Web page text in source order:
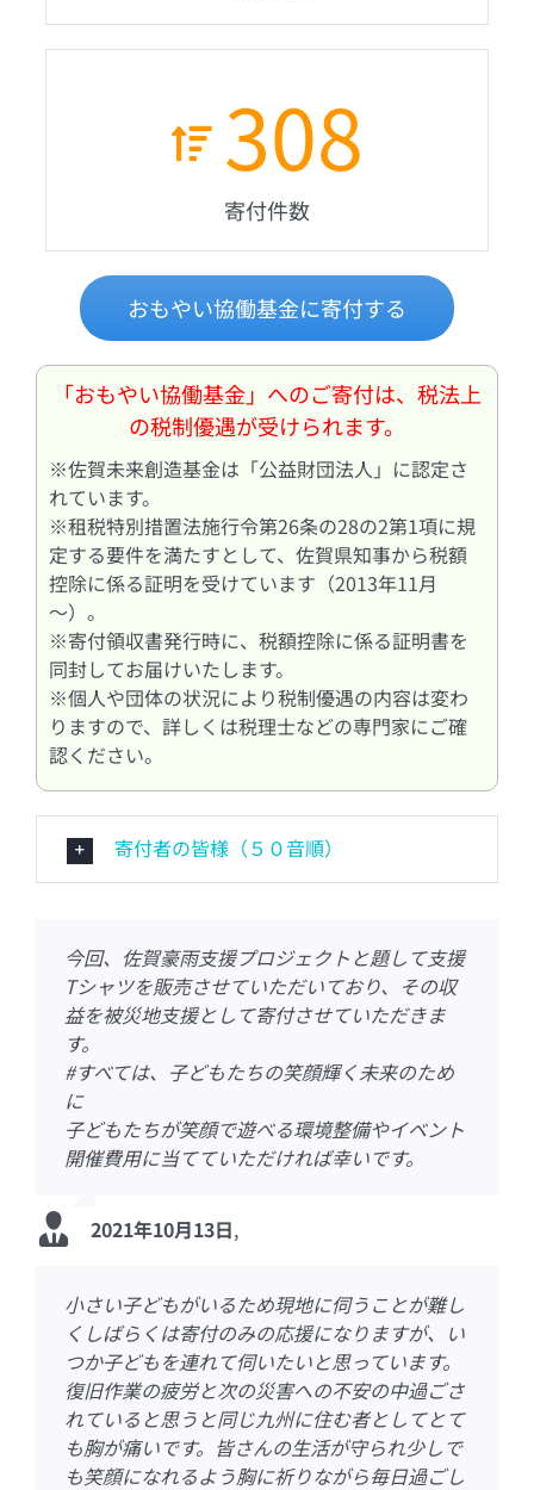
308
寄付件数
おもやい協働基金に寄付する
「おもやい協働基金」へのご寄付は、税法上
の税制優遇が受けられます。
※佐賀未来創造基金は「公益財団法人」に認定さ
れています。
※租税特別措置法施行令第26条の28の2第1項に規
定する要件を満たすとして、佐賀県知事から税額
控除に係る証明を受けています（2013年11月
～）。
※寄付領収書発行時に、税額控除に係る証明書を
同封してお届けいたします。
※個人や団体の状況により税制優遇の内容は変わ
りますので、詳しくは税理士などの専門家にご確
認ください。
寄付者の皆様（５０音順）
今回、佐賀豪雨支援プロジェクトと題して支援
Tシャツを販売させていただいており、その収
益を被災地支援として寄付させていただきま
す。
#すべては、子どもたちの笑顔輝く未来のため
に
子どもたちが笑顔で遊べる環境整備やイベント
開催費用に当てていただければ幸いです。
2021年10月13日,
大変な状況の中だと思いますが、１日でも早
く、ゆっくりと、穏やかに過ごせる日々がきま
す様に。
心から願っております。
2021年9月13日
日頃よりボランティア活動をしていただきまし
て有り難うございます。
これからも寄付の支援を続けていきたいと思い
ます。どうか健康に気を付けてお過ごし下さ
い。
2021年9月8日,
自身が自然災害にあったことはなく大変さは想
像を超えているのだろうと思います。それでも
少しずつ変化は訪れると思います。昨日よりも
少しでもいい今日、明日のために。微額ですが
お役立てください。
2021年9月7日,
継続的な活動にいつも感心して自分が何をすべ
きか考えさせられます。
2年前に続く災害でほんとうに大変なことでし
ょう。現地でのサポートには行けませんが少し
でも役に立ててもらえればと思います。新型コ
ロナの感染拡大と暑い日が続きますが体に気を
つけてください。
2021年8月29日 ,
1日も早い復旧をお祈りします
2021年8月29日,
昨年の球磨川流域へのご支援ありがとうござい
ました。皆さん、今もたいへんな時だと思いま
すが、どうぞ体調に気を付けてください。共に
一歩一歩ですね。応援いたします！
2021年8月28日
度重なる災害で大変な状況とは思いますが，今
できることはこれぐらいしかありません。微力
ながら地域の皆様の再興をお祈りいたします。
2021年8月26日,
まだまだ暑い日が続いていますので、体調に気
を付けて下さい
実家が令和元年の災害に続き、今回もボランテ
ィアの方々に大変お世話になりました。本当に
感謝しています。
2021年8月23日,
2年前いちにちボランティアに伺いましたが、
ふたたびの被災で本当に言葉になりません。鈴
木隆太さんはじめ、みなさんがまた前を向こう
とされている姿に、敬意をいだきます。長い奮
闘になりますが、どうか気晴らししながらユー
モア忘れず、つづけてください。
2021年8月23日,
佐賀出身の友人から親戚のおうちが今年も浸水
してしまったと聞きました.
コロナウイルスで距離を取る必要がある中での
支援方法を探しており、本件見つけました。雨
と蒸し暑い日が続きます。どうかお体にお気を
つけて下さい。
2021年8月22日,
丁寧で迅速な災害支援、本当にお疲れさまで
す。
皆さんの生活が少しでも早く穏やかなものにな
りますように。
2021年8月22日
おもやい、おーえんしてます！気持ちだけでも
つながらせて下さい！
頑張ってください。
2021年8月18日,
武雄市民として心より感謝申し上げます。
2021年8月18日,
頑張れ、佐賀！ 頑張れ、隆太！
2021年8月16日,
微力ではありますが、応援しています。
2021年8月16日,
この度の水害、心よりお見舞い申し上げます。
気持ちばかりで申し訳ありませんが、何かの足
しになれば幸いです
2021年8月16日,
少額ですがよろしくおねがいします。みなさま
お一人おひとりが、ほっとできることをお祈り
しております。
2021年8月14日,
令和元年の災害の際は大変お世話になりまし
た。拠点を移転されたとの事お疲れ様です。少
ない額で申し訳ありません。
2021年7月23日,
微力ではありますが、応援しています。皆さま
のご健康、ご活躍を心よりお祈り申し上げま
す。
2021年7月11日,
活動報告書ありがとうございました。皆様体調
に気をつけて下さいませ。僅かですが、寄付を
させていただきます。
2021年7月7日 ,
長期にわたる支援ありがとうございます！
2021年7月4日,
サポウィズからおもやいさんの活動を知り、本
当は出向いてお手伝いをしたいのですが色々な
ことで勇気がなく、コロナもありで‥
ほんのすこしの寄付でしかありませんがお役に
たてれたらいいなあと思います。ほんのちょび
っとなのに、いつもわざわざ活動のご報告まで
いただきありがとうございます。これからも頑
張ってください
2021年7月4日,
おもやいさんの活動が、地元での防災の取り組
みの参考になります。今後も様々な情報を期待
しています。お体に気をつけて下さいね。
2021年2月9日 ,
Twitterでいつも活動をみております。応援して
います！
これからも応援しています
2020年12月23日,
小さい子どもがいるため現地に伺うことが難し
くしばらくは寄付のみの応援になりますが、い
つか子どもを連れて伺いたいと思っています。
復旧作業の疲労と次の災害への不安の中過ごさ
れていると思うと同じ九州に住む者としてとて
も胸が痛いです。皆さんの生活が守られ少しで
も笑顔になれるよう胸に祈りながら毎日過ごし
市ボランティアセンターの活動は終了しました
が、まだ隠れたニーズが数多くあると思いま
す。おもやいさん、頑張ってください。
2021年10月8日,
お弁当で被災地にたくさんの笑顔が増えますよ
うに…
2021年9月19日,
再び起こってしまった今回の災害。人の力にな
るにはおもやいの方々もしっかり食べて休んで
ください。
必要なものを必要なときにほんの少しですがお
役に立てれば幸いです。
あさイチ見ました。がんばってください。
2021年9月6日,
コロナ禍でとても大変かと思います。少しでも
武雄が元気になれますように
2021年9月4日,
今の私は現地での支援に出かけられませんがお
もやいさんの活動は以前の災害時からSNSを通
じて拝見していました。
おもやいさんの存在が被災された方の拠り所に
なりますように願っています。大変だと思いま
すが宜しくお願いします。
支援します。少しでもお力になれたら嬉しいで
す。
2021年9月2日,
回の再びの武雄市での被災の報に、言葉を失い
ました。。。現下の新型コロナ感染拡大によ
り、武雄市にお手伝いに行けずもどかしい思い
です。こちら広島県でも、各地で中小の土砂被
災があり、今回は、地元広島県での活動をし始
めたところです。
鈴木隆太さん、スタッフのみなさん、体に気を
つけてください。私もできることを支援してい
きます
2021年8月27日,
コロナで現地でのお手伝いは叶いませんが、応
援いたします。九州人権主事会より
2021年8月21日,
この度の被害に心を痛めています。
西九州大の皆さんも大丈夫かしらと心配してい
ます。おもやいのみなさんの気持ちを想像する
とつらくなりますが、お手伝いになるなら、
と、寄付させていただきます。
しっかりと体調管理をしながらお願いします。
2021年8月20日 ,
お身体ご自愛くださいませ。
2021年8月20日 ,
みなさんどうぞお体壊されませんように。
2021年8月19日 ,
共に活動できず、心苦しく思っています。いつ
かまた武雄にお伺いするまで、よろしくお願い
致します。
2021年8月19日,
コロナに気を付けて、くれぐれもご健康にご留
意ください。
2021年8月19日,
微力ですが、何かお力になれればと思います。
2021年8月19日 ,
出来る事を坦々（激烈な難事に淡々ではなく）
と成しケンメイに続けられており、深く敬意し
ています。
2021年8月19日,
地元に根付いた活動に頭が下がります。このよ
うな形でしか応援できませんが、何かの役に立
てば幸いです。
2021年8月19日,
少しですが、災害復旧に宜しくお願いします。
2021年8月19日 ,
二年前に続く今回の大災害、支援活動、大変だ
と思いますが、被災者に寄り添った対応をよろ
しくお願いいたします。自分も仕事のコロナ対
応が落ち着けば、参加させていただきます
2021年8月19日,
今回の豪雨で被害を受けられた方々に、少しで
も力になれたら嬉しいです。
2021年8月18日,
現地に伺い、サポートできませんが、また平穏
な日常を送れることをお祈りいたします。
2021年8月18日,
2年前泥出しのお手伝いでお邪魔しました。コ
ロナでなければ駆けつけたい気持ちでいっぱい
です。少ないですが、少しでも何かの足しにな
ればと思います。やっと平穏な日々を取り戻せ
た、これからローンを返すぞ、と立ち上がった
ところにこの災害、皆さん心が折れてしまわな
いか、、、辛いです。ワクチン接種済み、社会
取り急ぎ今できる支援をします
皆様どうぞご安全に
必要なものは随時お知らせください
2021年8月18日,
コロナ禍での災害において活動している皆様本
当にお疲れ様です。
2021年8月18日,
わずかばかりですがお役立てください。
2021年8月18日 ,
snsで拝見し胸を痛めております。遠くからお
送りするのみで、もどかしいですが、どうかど
うかお身体に気を付けてご安全にお過ごし頂け
ますよう！！※当店のお客様からの募金による
寄付です。代表してお送りさせて頂きました。
お手伝いできずにすみません！微力ながら応援
しています。
2021年8月16日,